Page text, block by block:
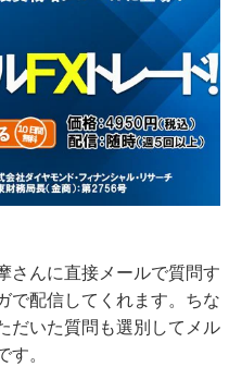
んに直接メールで質問す
で配信してくれます。ちな
だいた質問も選別してメル
す。